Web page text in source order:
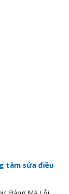
tâm sửa điều